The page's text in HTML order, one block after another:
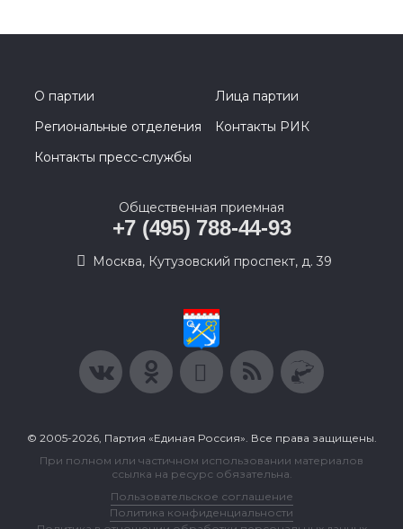
О партии
Лица партии
Региональные отделения
Контакты РИК
Контакты пресс-службы
Общественная приемная
+7 (495) 788-44-93
Москва, Кутузовский проспект, д. 39
© 2005-2026, Партия «Единая Россия». Все права защищены.
При полном или частичном использовании материалов
ссылка на ресурс обязательна.
Пользовательское соглашение
Политика конфиденциальности